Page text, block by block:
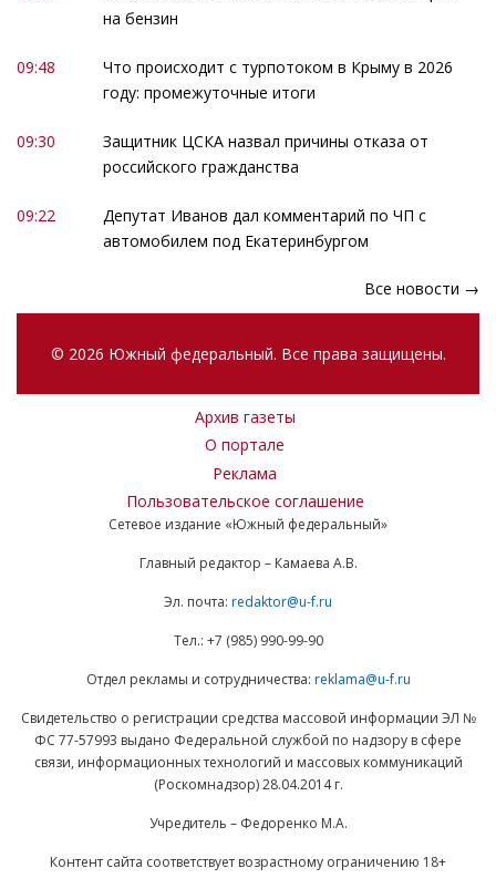
на бензин
09:48
Что происходит с турпотоком в Крыму в 2026
году: промежуточные итоги
09:30
Защитник ЦСКА назвал причины отказа от
российского гражданства
09:22
Депутат Иванов дал комментарий по ЧП с
автомобилем под Екатеринбургом
Все новости →
© 2026 Южный федеральный. Все права защищены.
Архив газеты
О портале
Реклама
Пользовательское соглашение
Сетевое издание «Южный федеральный»
Главный редактор – Камаева А.В.
Эл. почта: redaktor@u-f.ru
Тел.: +7 (985) 990-99-90
Отдел рекламы и сотрудничества: reklama@u-f.ru
Свидетельство о регистрации средства массовой информации ЭЛ №
ФС 77-57993 выдано Федеральной службой по надзору в сфере
связи, информационных технологий и массовых коммуникаций
(Роскомнадзор) 28.04.2014 г.
Учредитель – Федоренко М.А.
Контент сайта соответствует возрастному ограничению 18+